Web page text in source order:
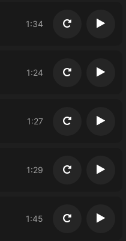
1:34 Повторить
1:24 Повторить
1:27 Повторить
1:29 Повторить
1:45 Повторить